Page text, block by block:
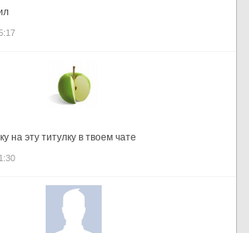
на эту титулку в твоем чате